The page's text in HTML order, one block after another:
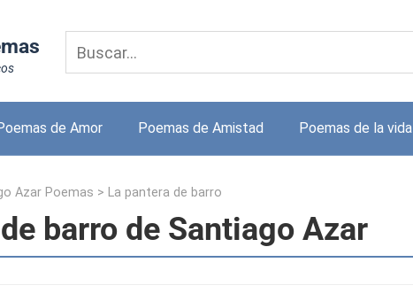
de Amor Poemas de Amistad Poemas de la vida
Azar Poemas > La pantera de barro
barro de Santiago Azar